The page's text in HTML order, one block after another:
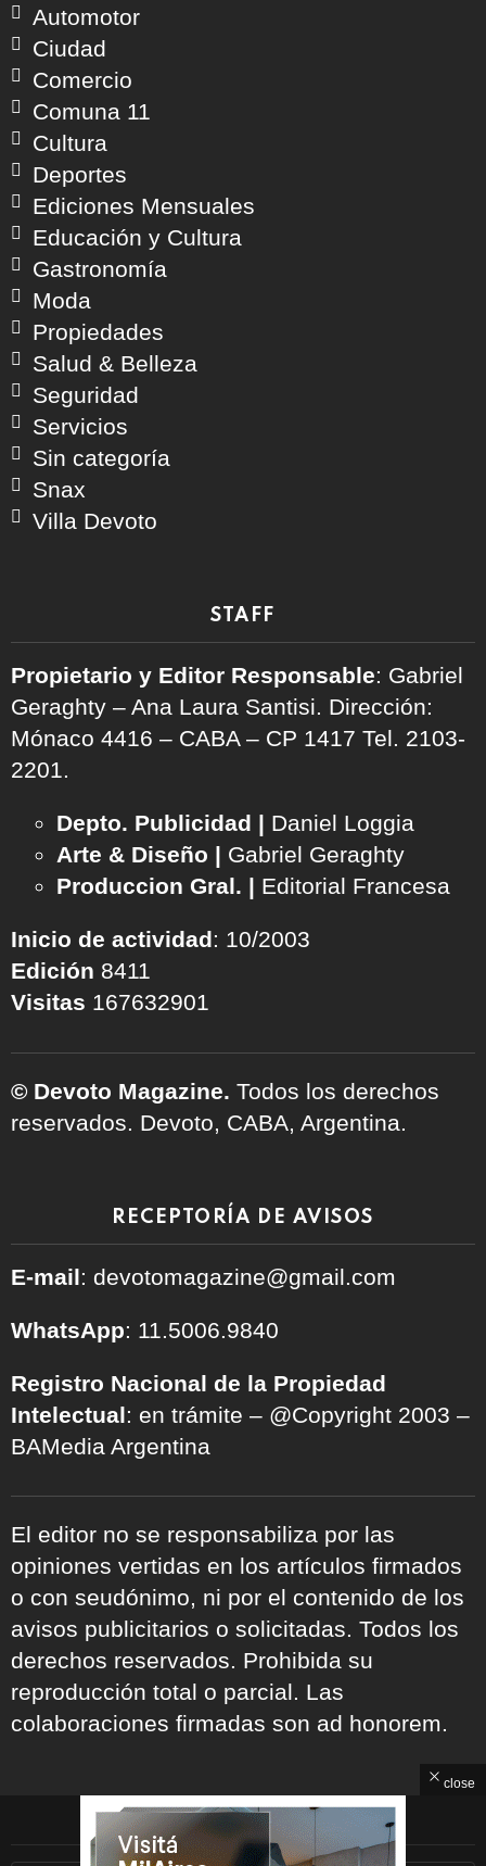
Automotor
Ciudad
Comercio
Comuna 11
Cultura
Deportes
Ediciones Mensuales
Educación y Cultura
Gastronomía
Moda
Propiedades
Salud & Belleza
Seguridad
Servicios
Sin categoría
Snax
Villa Devoto
STAFF
Propietario y Editor Responsable: Gabriel
Geraghty – Ana Laura Santisi. Dirección:
Mónaco 4416 – CABA – CP 1417 Tel. 2103-
2201.
Depto. Publicidad | Daniel Loggia
Arte & Diseño | Gabriel Geraghty
Produccion Gral. | Editorial Francesa
Inicio de actividad: 10/2003
Edición 8411
Visitas 167632901
© Devoto Magazine. Todos los derechos
reservados. Devoto, CABA, Argentina.
RECEPTORÍA DE AVISOS
E-mail: devotomagazine@gmail.com
WhatsApp: 11.5006.9840
Registro Nacional de la Propiedad
Intelectual: en trámite – @Copyright 2003 –
BAMedia Argentina
El editor no se responsabiliza por las
opiniones vertidas en los artículos firmados
o con seudónimo, ni por el contenido de los
avisos publicitarios o solicitadas. Todos los
derechos reservados. Prohibida su
reproducción total o parcial. Las
colaboraciones firmadas son ad honorem.
ARCHIVOS
close